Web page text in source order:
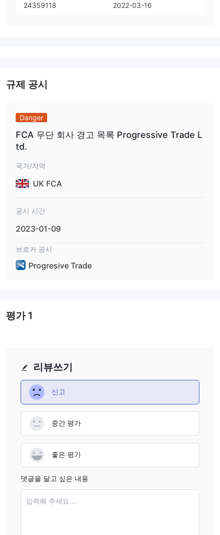
24359118
2022-03-16
규제 공시
Danger
FCA 무단 회사 경고 목록 Progressive Trade L
td.
국가/지역
UK FCA
공시 시간
2023-01-09
브로커 공시
Progresive Trade
리뷰쓰기
신고
중간 평가
좋은 평가
댓글을 달고 싶은 내용
입력해 주세요....
평가1